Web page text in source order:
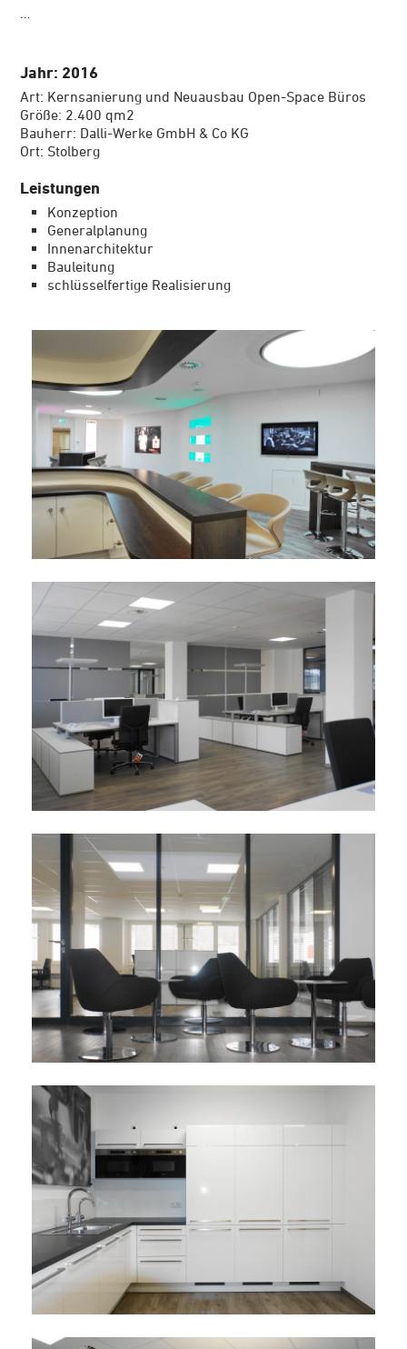
Jahr: 2016
Art: Kernsanierung und Neuausbau Open-Space Büros
Größe: 2.400 qm2
Bauherr: Dalli-Werke GmbH & Co KG
Ort: Stolberg
Leistungen
Konzeption
Generalplanung
Innenarchitektur
Bauleitung
schlüsselfertige Realisierung